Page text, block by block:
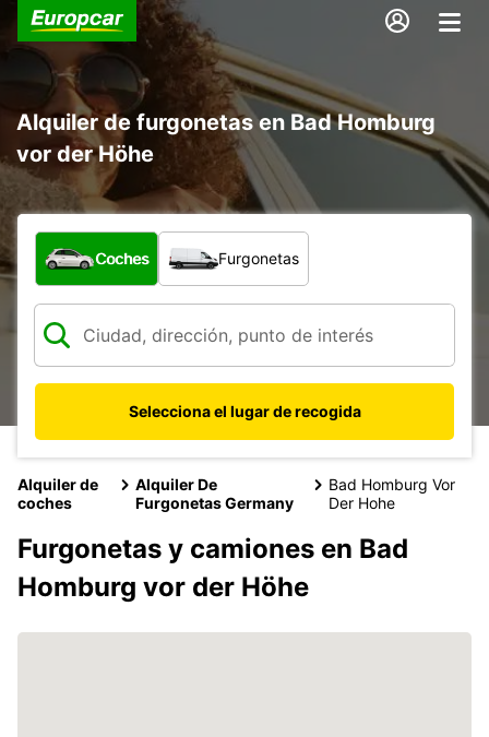
Alquiler de furgonetas en Bad Homburg
vor der Höhe
¿Qué tipo de vehículo?
Coches Furgonetas
Selecciona el lugar de recogida
Alquiler de
coches
Alquiler De
Furgonetas Germany
Bad Homburg Vor
Der Hohe
Furgonetas y camiones en Bad
Homburg vor der Höhe